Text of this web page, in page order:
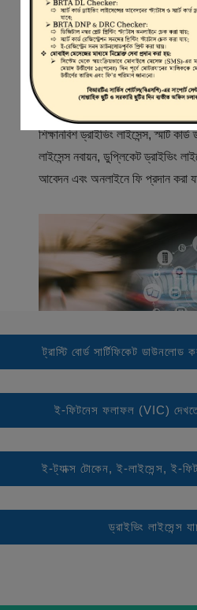
স্বাগতম
বিআরটিএ সার্ভিস পোর্টাল (বিএসপি)
(বিআরটিএ) এর একটি অনলাইন সেবা
মোটরযান মালিক, মোটরযান
শিক্ষানবিশ ড্রাইভিং লাইসেন্স, স্মার্ট
লাইসেন্স নবায়ন, ডুপ্লিকেট ড্রাইভিং
আবেদন এবং অনলাইনে ফি প্রদান করা
ট্রাস্টি বোর্ড সার্টিফিকেট
ই-ফিটনেস ফলাফল (VIC)
ই-ট্যাক্স টোকেন, ই-লাইসেন্স, ই-
ড্রাইভিং লাইসেন্স